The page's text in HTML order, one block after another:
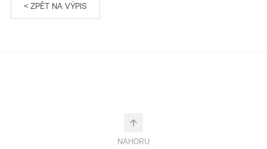
< ZPĚT NA VÝPIS
NAHORU